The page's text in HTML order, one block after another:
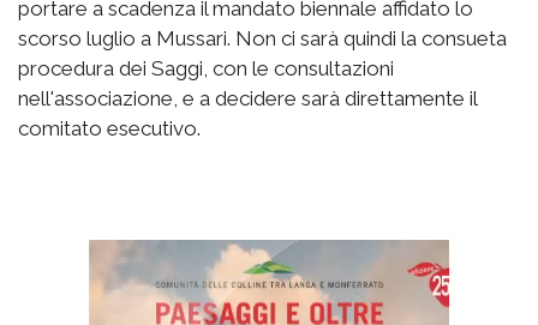
portare a scadenza il mandato biennale affidato lo
scorso luglio a Mussari. Non ci sarà quindi la consueta
procedura dei Saggi, con le consultazioni
nell'associazione, e a decidere sarà direttamente il
comitato esecutivo.